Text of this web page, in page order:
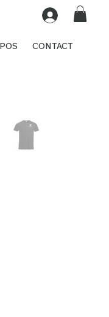
CONTACT